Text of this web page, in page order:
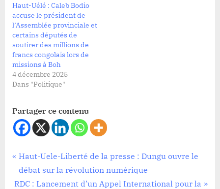
Haut-Uélé : Caleb Bodio
accuse le président de
l’Assemblée provinciale et
certains députés de
soutirer des millions de
francs congolais lors de
missions à Boh
4 décembre 2025
Dans "Politique"
Partager ce contenu
Infrastructure
Navigation
de
P
r
e
Haut-Uele-Liberté de la presse : Dungu ouvre le
débat sur la révolution numérique
N
RDC : Lancement d’un Appel International pour la